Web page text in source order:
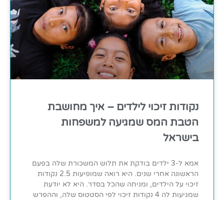
נקודות זיכוי לילדים – איך מחושבת
הטבת המס שמגיעה למשפחות
בישראל
אמא ל-3 ילדים בודקת את תלוש המשכורת שלה בפעם
הראשונה אחרי שנים. היא רואה שמופיעות 2.5 נקודות
זיכוי על הילדים, ומניחה שהכל בסדר. היא לא יודעת
שמגיעות לה 4 נקודות זיכוי לפי הסטטוס שלה, וההפרש